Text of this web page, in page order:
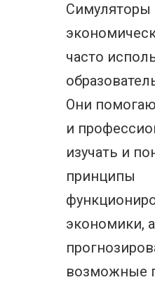
Симуляторы
часто
Они
и
изучать и
принципы
экономики,
возможные